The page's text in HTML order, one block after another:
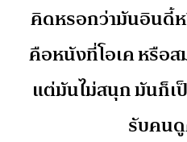
คิดหรอกว่ามันอินดี้
คือหนังที่โอเค หรือ
แต่มันไม่สนุก มันก็เ
รับคน